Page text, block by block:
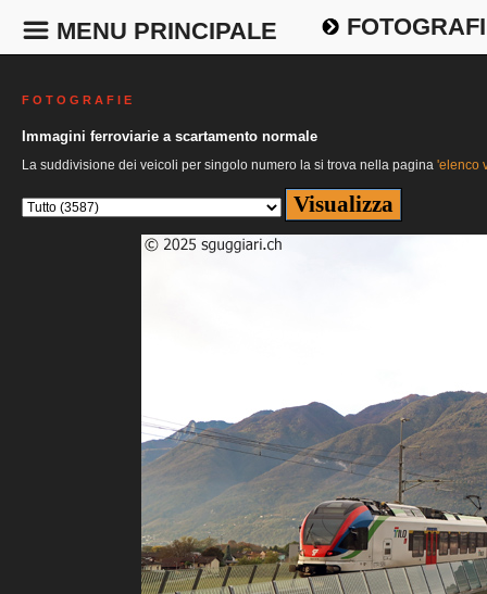
MENU PRINCIPALE
F O T O G R A F I E
Immagini ferroviarie a scartamento normale
La suddivisione dei veicoli per singolo numero la si trova nella pagina 'elenco